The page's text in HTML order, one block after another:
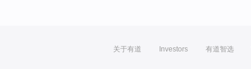
关于有道 Investors 有道智选